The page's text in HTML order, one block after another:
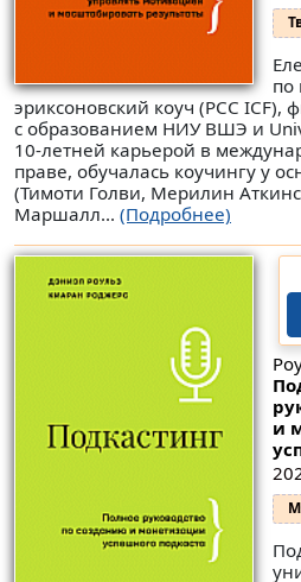
по
эриксоновский коуч (PCC
с образованием НИУ ВШЭ и
10-летней карьерой в
праве, обучалась коучингу у
(Тимоти Голви, Мерилин
Маршалл... (Подробнее)
и